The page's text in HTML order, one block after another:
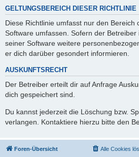
GELTUNGSBEREICH DIESER RICHTLINIE
Diese Richtlinie umfasst nur den Bereich
Software umfassen. Sofern der
seiner Software weitere
er dich darüber gesondert informieren.
AUSKUNFTSRECHT
Der Betreiber erteilt dir auf Anfrage
dich gespeichert sind.
Du kannst jederzeit die Löschung bzw.
verlangen. Kontaktiere hierzu bitte den
Foren-Übersicht Alle Cookies